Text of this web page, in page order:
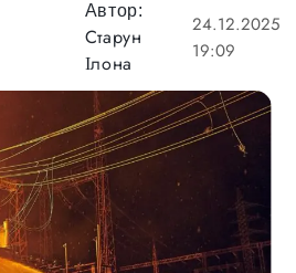
Автор:
Старун
Ілона
24.12.2025
19:09